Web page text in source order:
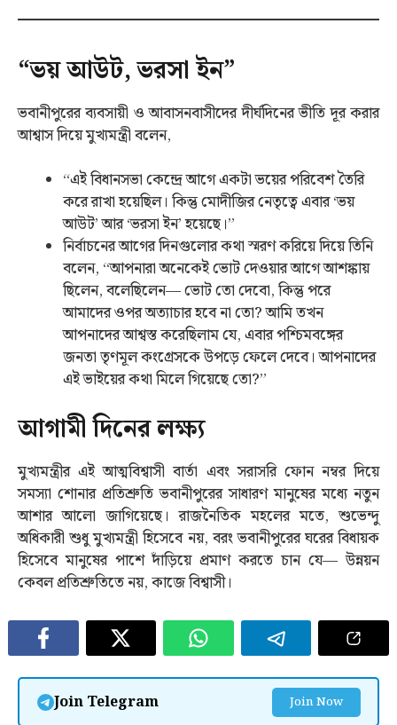
“ভয় আউট, ভরসা ইন”
ভবানীপুরের ব্যবসায়ী ও আবাসনবাসীদের দীর্ঘদিনের ভীতি দূর করার
আশ্বাস দিয়ে মুখ্যমন্ত্রী বলেন,
“এই বিধানসভা কেন্দ্রে আগে একটা ভয়ের পরিবেশ তৈরি
করে রাখা হয়েছিল। কিন্তু মোদীজির নেতৃত্বে এবার ‘ভয়
আউট’ আর ‘ভরসা ইন’ হয়েছে।”
নির্বাচনের আগের দিনগুলোর কথা স্মরণ করিয়ে দিয়ে তিনি
বলেন, “আপনারা অনেকেই ভোট দেওয়ার আগে আশঙ্কায়
ছিলেন, বলেছিলেন— ভোট তো দেবো, কিন্তু পরে
আমাদের ওপর অত্যাচার হবে না তো? আমি তখন
আপনাদের আশ্বস্ত করেছিলাম যে, এবার পশ্চিমবঙ্গের
জনতা তৃণমূল কংগ্রেসকে উপড়ে ফেলে দেবে। আপনাদের
এই ভাইয়ের কথা মিলে গিয়েছে তো?”
আগামী দিনের লক্ষ্য
মুখ্যমন্ত্রীর এই আত্মবিশ্বাসী বার্তা এবং সরাসরি ফোন নম্বর দিয়ে
সমস্যা শোনার প্রতিশ্রুতি ভবানীপুরের সাধারণ মানুষের মধ্যে নতুন
আশার আলো জাগিয়েছে। রাজনৈতিক মহলের মতে, শুভেন্দু
অধিকারী শুধু মুখ্যমন্ত্রী হিসেবে নয়, বরং ভবানীপুরের ঘরের বিধায়ক
হিসেবে মানুষের পাশে দাঁড়িয়ে প্রমাণ করতে চান যে— উন্নয়ন
কেবল প্রতিশ্রুতিতে নয়, কাজে বিশ্বাসী।
Join Telegram Join Now